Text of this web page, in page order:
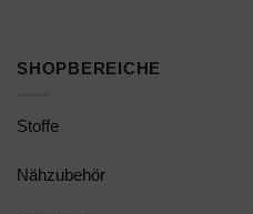
SHOPBEREICHE
Stoffe
Nähzubehör